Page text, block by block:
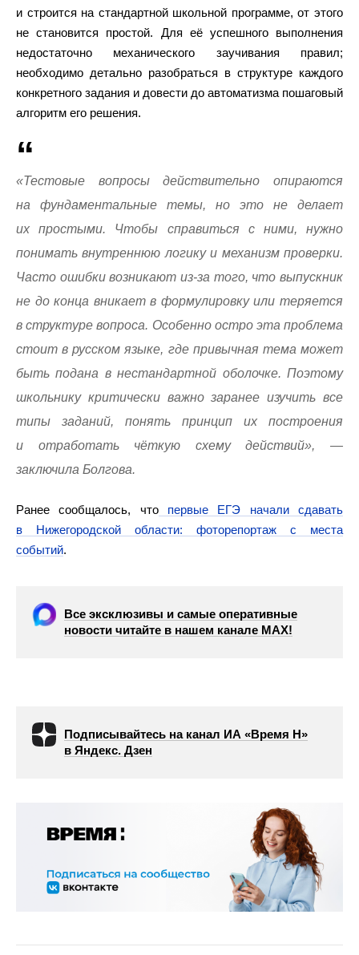
и строится на стандартной школьной программе, от этого
не становится простой. Для её успешного выполнения
недостаточно механического заучивания правил;
необходимо детально разобраться в структуре каждого
конкретного задания и довести до автоматизма пошаговый
алгоритм его решения.
«Тестовые вопросы действительно опираются
на фундаментальные темы, но это не делает
их простыми. Чтобы справиться с ними, нужно
понимать внутреннюю логику и механизм проверки.
Часто ошибки возникают из-за того, что выпускник
не до конца вникает в формулировку или теряется
в структуре вопроса. Особенно остро эта проблема
стоит в русском языке, где привычная тема может
быть подана в нестандартной оболочке. Поэтому
школьнику критически важно заранее изучить все
типы заданий, понять принцип их построения
и отработать чёткую схему действий», —
заключила Болгова.
Ранее сообщалось, чтопервые ЕГЭ начали сдавать
в Нижегородской области: фоторепортаж с места
событий.
Все эксклюзивы и самые оперативные
новости читайте в нашем канале МАХ!
Подписывайтесь на канал ИА «Время Н»
в Яндекс. Дзен